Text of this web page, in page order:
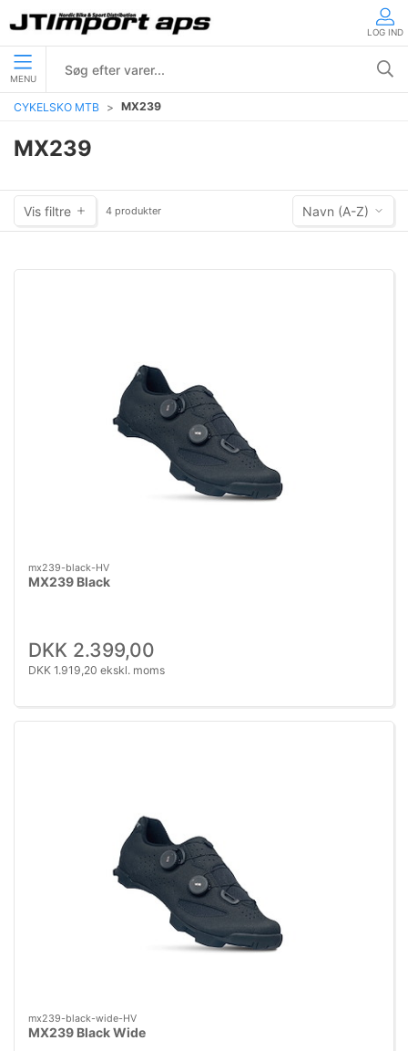
LOG IND
MENU
CYKELSKO MTB MX239
MX239
Vis filtre 4 produkter Navn (A-Z)
mx239-black-HV
MX239 Black
DKK 2.399,00
DKK 1.919,20 ekskl. moms
mx239-black-wide-HV
MX239 Black Wide